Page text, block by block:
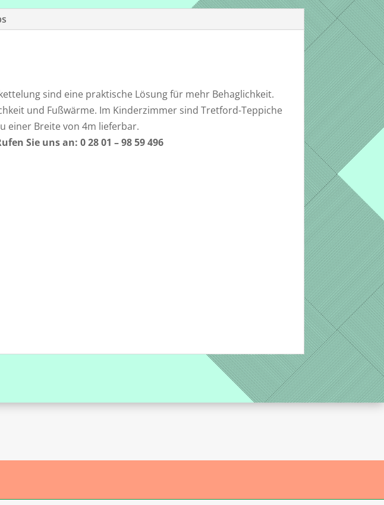
sind eine praktische Lösung für mehr Behaglichkeit.
und Fußwärme. Im Kinderzimmer sind Tretford-Teppiche
einer Breite von 4m lieferbar.
Sie uns an: 0 28 01 – 98 59 496